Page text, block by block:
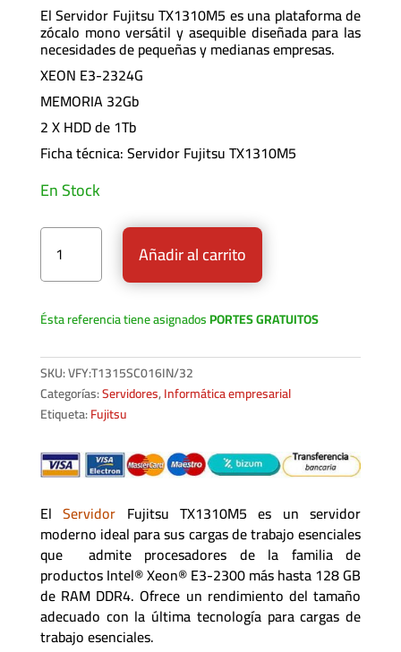
ElServidor Fujitsu TX1310M5 es una plataforma de
zócalo mono versátil y asequible diseñada para las
necesidades de pequeñas y medianas empresas.
XEON E3-2324G
MEMORIA 32Gb
2 X HDD de 1Tb
Ficha técnica:Servidor Fujitsu TX1310M5
En Stock
Servidor Fujitsu TX1310M5 cantidad
Añadir al carrito
Ésta referencia tiene asignadosPORTES GRATUITOS
SKU:VFY:T1315SC016IN/32
Categorías:Servidores,Informática empresarial
Etiqueta:Fujitsu
ElServidor Fujitsu TX1310M5 es un servidor
moderno ideal para sus cargas de trabajo esenciales
que admite procesadores de la familia de
productos Intel® Xeon® E3-2300 más hasta 128 GB
de RAM DDR4. Ofrece un rendimiento del tamaño
adecuado con la última tecnología para cargas de
trabajo esenciales.